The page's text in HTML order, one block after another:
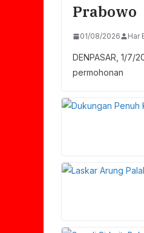
Prabowo
01/08/2026 Har
DENPASAR, 1/7/
permohonan